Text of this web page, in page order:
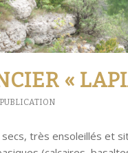
«
PUBLICATION
secs, très ensoleillés et